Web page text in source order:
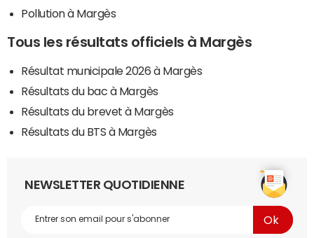
Pollution à Margès
Tous les résultats officiels à Margès
Résultat municipale 2026 à Margès
Résultats du bac à Margès
Résultats du brevet à Margès
Résultats du BTS à Margès
NEWSLETTER QUOTIDIENNE